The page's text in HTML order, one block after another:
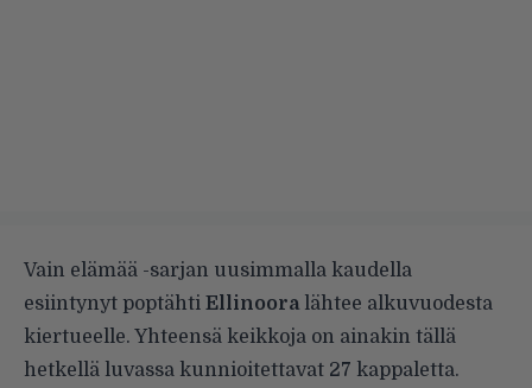
Vain elämää -sarjan uusimmalla kaudella
esiintynyt poptähti Ellinooralähtee alkuvuodesta
kiertueelle. Yhteensä keikkoja on ainakin tällä
hetkellä luvassa kunnioitettavat 27 kappaletta.